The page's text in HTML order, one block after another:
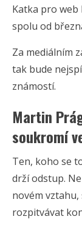
Katka pro web
spolu od
Za mediálním
tak bude
známostí.
Martin
soukromí
Ten, koho se
drží odstup.
novém
rozpitvávat